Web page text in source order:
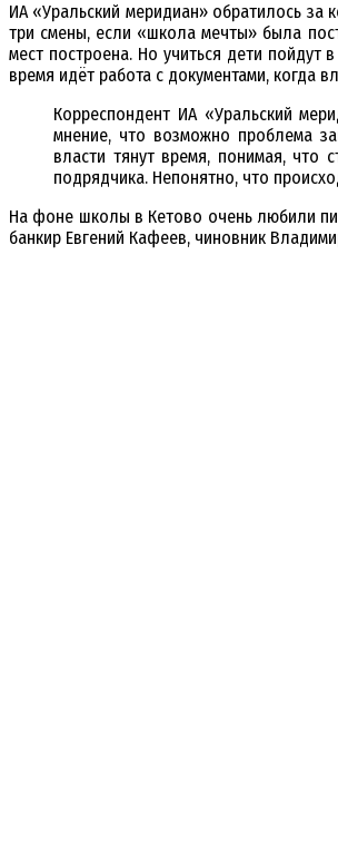
ИА «Уральский меридиан» обратилось за
три смены, если «школа мечты» была
мест построена. Но учиться дети
время идёт работа с документами, когда
Корреспондент ИА «Уральский
мнение, что возможно проблема
власти тянут время, понимая, что
подрядчика. Непонятно, что
На фоне школы в Кетово очень любили
банкир Евгений Кафеев, чиновник